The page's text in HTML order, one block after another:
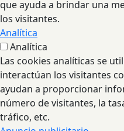
que ayuda a brindar una
los visitantes.
Analítica
Analítica
Las cookies analíticas se
interactúan los visitantes
ayudan a proporcionar
número de visitantes, la
tráfico, etc.